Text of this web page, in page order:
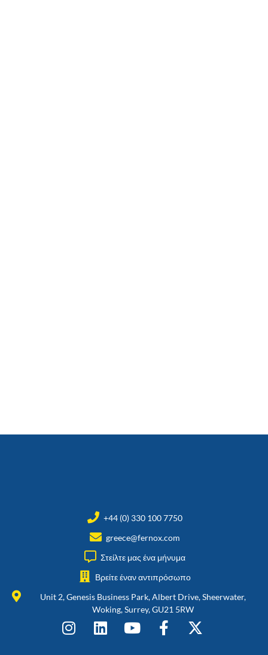
+44 (0) 330 100 7750
greece@fernox.com
Στείλτε μας ένα μήνυμα
Βρείτε έναν αντιπρόσωπο
Unit 2, Genesis Business Park, Albert Drive, Sheerwater,
Woking, Surrey, GU21 5RW